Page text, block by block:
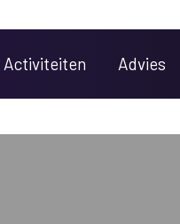
Activiteiten Advies